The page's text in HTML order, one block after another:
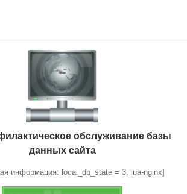
обслуживание базы
данных сайта
информация: local_db_state = 3, lua-nginx]